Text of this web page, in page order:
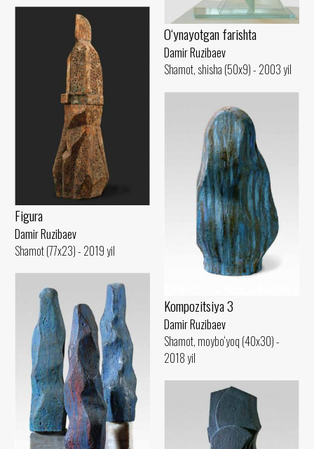
O‘ynayotgan farishta
Damir Ruzibaev
Shamot, shisha (50x9) - 2003 yil
Figura
Damir Ruzibaev
Shamot (77x23) - 2019 yil
Kompozitsiya 3
Damir Ruzibaev
Shamot, moybo‘yoq (40x30) -
2018 yil